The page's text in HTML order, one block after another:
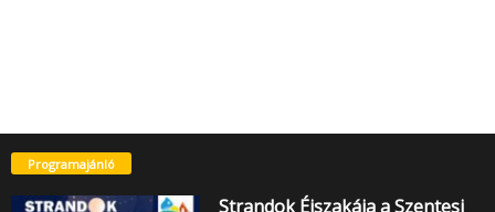
Programajánló
Strandok Éjszakája a Szentesi